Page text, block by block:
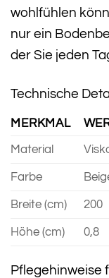
wohlfühlen
nur ein
der Sie jeden
Technische
MERKMAL
Material
Farbe
Breite (cm) 200
Höhe (cm) 0,8
Pflegehinweise